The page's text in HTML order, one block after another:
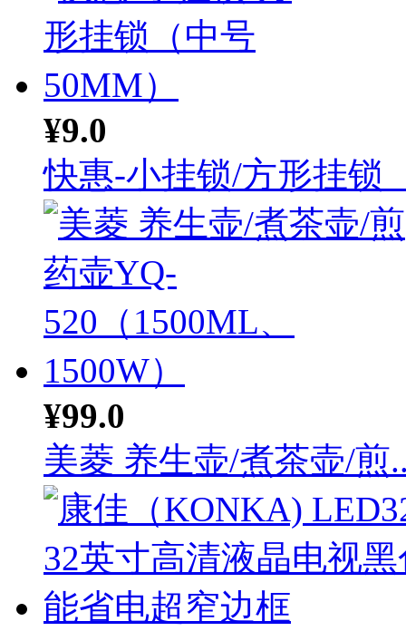
¥9.0
快惠-小挂锁/方形挂锁
¥99.0
美菱 养生壶/煮茶壶/煎